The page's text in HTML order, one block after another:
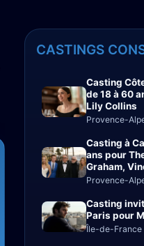
CASTINGS
Casting
de 18 à 60
Lily Collins
Provence-
Casting à
ans pour
Graham,
Provence-
Casting
Paris pour
Île-de-France